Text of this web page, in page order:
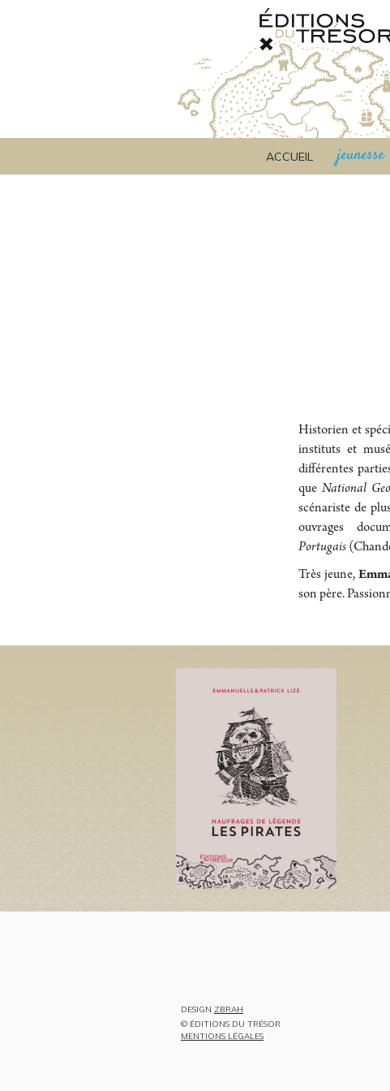
jeunesse
ACCUEIL
Historien et
instituts et
différentes
que National
scénariste de
ouvrages
Portugais
Très jeune,
son père.
DESIGN ZBRAH
© ÉDITIONS DU TRÉSOR
MENTIONS LÉGALES